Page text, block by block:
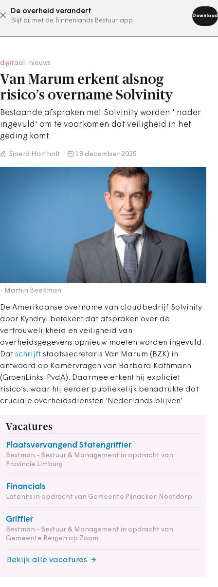
De overheid verandert
Blijf bij met de Binnenlands Bestuur app
Download
abonneer nu
digitaal nieuws
Van Marum erkent alsnog
risico’s overname Solvinity
Bestaande afspraken met Solvinity worden ' nader
ingevuld' om te voorkomen dat veiligheid in het
geding komt.
Sjoerd Hartholt 18 december 2025
- Martijn Beekman
De Amerikaanse overname van cloudbedrijf Solvinity
door Kyndryl betekent dat afspraken over de
vertrouwelijkheid en veiligheid van
overheidsgegevens opnieuw moeten worden ingevuld.
Dat schrijft staatssecretaris Van Marum (BZK) in
antwoord op Kamervragen van Barbara Kathmann
(GroenLinks-PvdA). Daarmee erkent hij expliciet
risico’s, waar hij eerder publiekelijk benadrukte dat
cruciale overheidsdiensten ‘Nederlands blijven’.
Vacatures
Plaatsvervangend Statengriffier
Bestman - Bestuur & Management in opdracht van
Provincie Limburg
Financials
Latentis in opdracht van Gemeente Pijnacker-Nootdorp
Griffier
Bestman - Bestuur & Management in opdracht van
Gemeente Bergen op Zoom
Bekijk alle vacatures